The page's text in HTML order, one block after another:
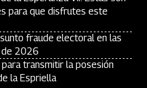
para que disfrutes este
fraude electoral en las
de 2026
transmitir la posesión
la Espriella